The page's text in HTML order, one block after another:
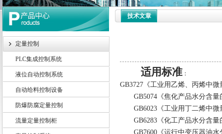
上海龙魁工业技术有限责任公司
定量控制
PLC集成控制系统
液位自动控制系统
自动给料控制设备
防爆防腐定量控制
流量定量控制柜
技术文章
适用标准：
GB3727 《工业用乙烯、丙烯中
GB5074 《焦化产品水分含
GB6023 《工业用丁二烯中
GB6283 《化工产品水分含
GB7600 《运行中变压器油